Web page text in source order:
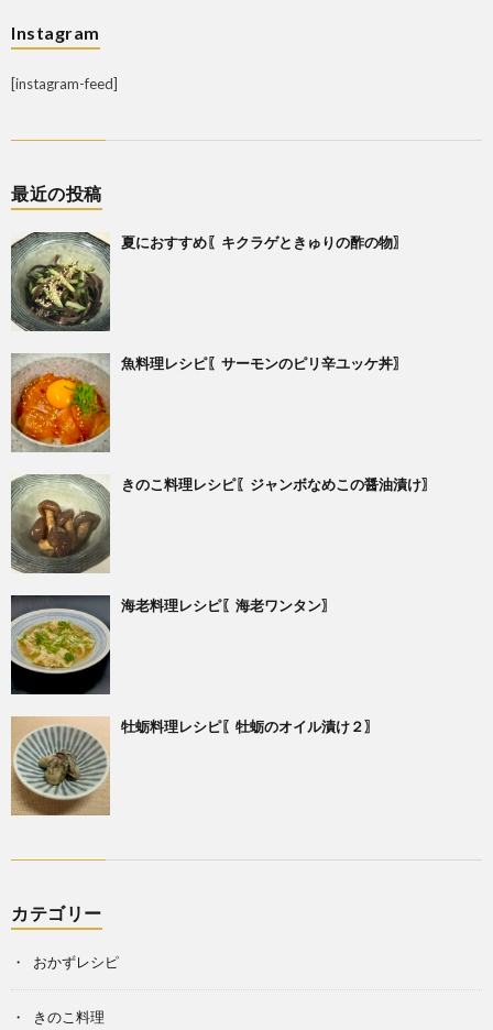
Instagram
[instagram-feed]
最近の投稿
夏におすすめ〖キクラゲときゅりの酢の物〗
魚料理レシピ〖サーモンのピリ辛ユッケ丼〗
きのこ料理レシピ〖ジャンボなめこの醤油漬け〗
海老料理レシピ〖海老ワンタン〗
牡蛎料理レシピ〖牡蛎のオイル漬け２〗
カテゴリー
おかずレシピ
きのこ料理